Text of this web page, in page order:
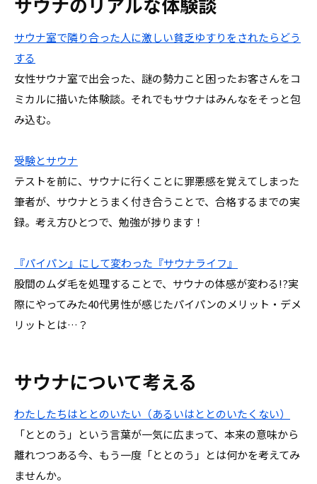
サウナ室で隣り合った人に激しい貧乏ゆすりをされたらどう
する
女性サウナ室で出会った、謎の勢力こと困ったお客さんをコ
ミカルに描いた体験談。それでもサウナはみんなをそっと包
み込む。
受験とサウナ
テストを前に、サウナに行くことに罪悪感を覚えてしまった
筆者が、サウナとうまく付き合うことで、合格するまでの実
録。考え方ひとつで、勉強が捗ります！
『パイパン』にして変わった『サウナライフ』
股間のムダ毛を処理することで、サウナの体感が変わる!?実
際にやってみた40代男性が感じたパイパンのメリット・デメ
リットとは…？
サウナについて考える
わたしたちはととのいたい（あるいはととのいたくない）
「ととのう」という言葉が一気に広まって、本来の意味から
離れつつある今、もう一度「ととのう」とは何かを考えてみ
ませんか。